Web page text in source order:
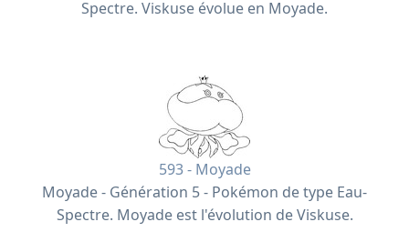
Spectre. Viskuse évolue en Moyade.
593 - Moyade
Moyade - Génération 5 - Pokémon de type Eau-
Spectre. Moyade est l'évolution de Viskuse.